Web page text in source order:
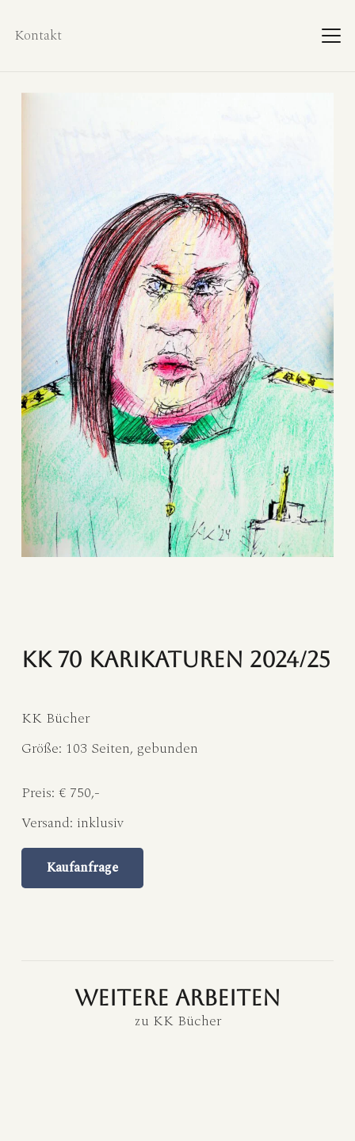
Kontakt
KK 70 Karikaturen 2024/25
KK Bücher
Größe: 103 Seiten, gebunden
Preis: € 750,-
Versand: inklusiv
Kaufanfrage
weitere Arbeiten
zu KK Bücher